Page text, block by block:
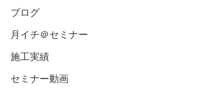
ブログ
月イチ＠セミナー
施工実績
セミナー動画